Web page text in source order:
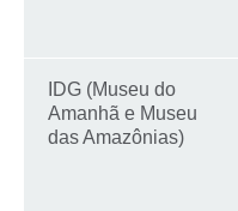
IDG (Museu do
Amanhã e Museu
das Amazônias)